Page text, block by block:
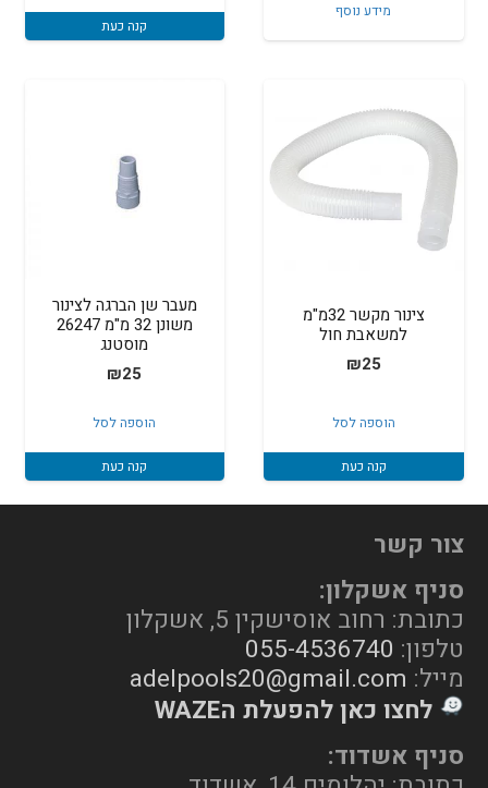
מידע נוסף
קנה כעת
צינור מקשר 32מ"מ
למשאבת חול
₪25
הוספה לסל
קנה כעת
מעבר שן הברגה לצינור
משונן 32 מ"מ 26247
מוסטנג
₪25
הוספה לסל
קנה כעת
צור קשר
סניף אשקלון:
כתובת: רחוב אוסישקין 5, אשקלון
טלפון: 055-4536740
מייל: adelpools20@gmail.com
לחצו כאן להפעלת הWAZE
סניף אשדוד: